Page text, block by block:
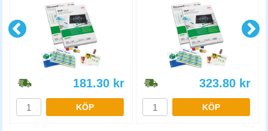
181.30 kr
KÖP
323.80 kr
KÖP